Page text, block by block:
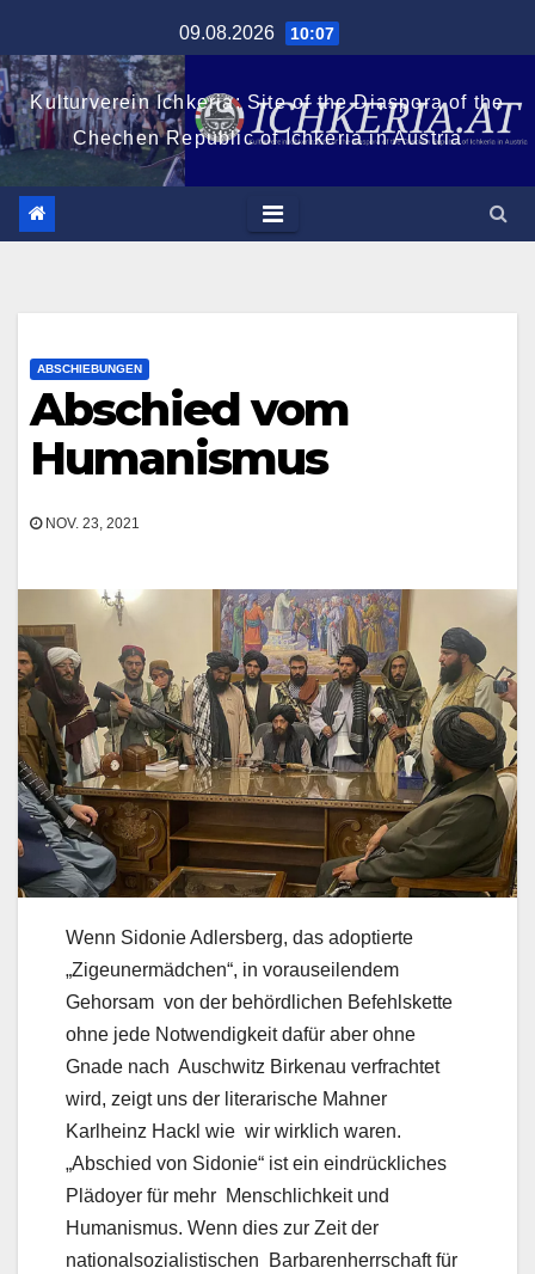
Inhalt
springen
09.08.2026 10:07
Kulturverein Ichkeria: Site of the Diaspora of the
Chechen Republic of Ichkeria in Austria
ABSCHIEBUNGEN
Abschied vom
Humanismus
NOV. 23, 2021
Wenn Sidonie Adlersberg, das adoptierte
„Zigeunermädchen“, in vorauseilendem
Gehorsam von der behördlichen Befehlskette
ohne jede Notwendigkeit dafür aber ohne
Gnade nach Auschwitz Birkenau verfrachtet
wird, zeigt uns der literarische Mahner
Karlheinz Hackl wie wir wirklich waren.
„Abschied von Sidonie“ ist ein eindrückliches
Plädoyer für mehr Menschlichkeit und
Humanismus. Wenn dies zur Zeit der
nationalsozialistischen Barbarenherrschaft für